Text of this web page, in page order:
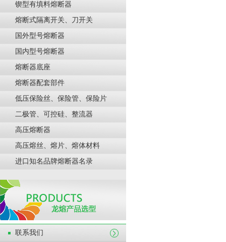
锲型有填料熔断器
熔断式隔离开关、刀开关
国外型号熔断器
国内型号熔断器
熔断器底座
熔断器配套部件
低压保险丝、保险管、保险片
二极管、可控硅、整流器
高压熔断器
高压熔丝、熔片、熔体材料
进口知名品牌熔断器名录
联系我们